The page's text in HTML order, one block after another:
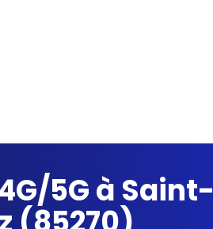
5G à Saint-